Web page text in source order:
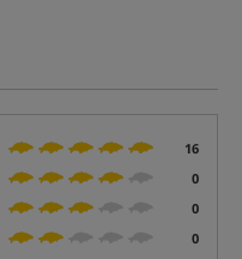
16
0
0
0